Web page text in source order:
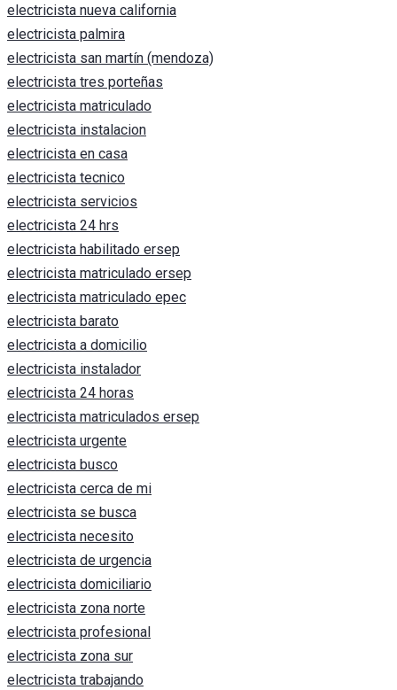
electricista nueva california
electricista palmira
electricista san martín (mendoza)
electricista tres porteñas
electricista matriculado
electricista instalacion
electricista en casa
electricista tecnico
electricista servicios
electricista 24 hrs
electricista habilitado ersep
electricista matriculado ersep
electricista matriculado epec
electricista barato
electricista a domicilio
electricista instalador
electricista 24 horas
electricista matriculados ersep
electricista urgente
electricista busco
electricista cerca de mi
electricista se busca
electricista necesito
electricista de urgencia
electricista domiciliario
electricista zona norte
electricista profesional
electricista zona sur
electricista trabajando